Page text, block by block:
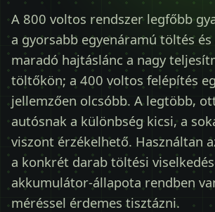
Blog
Időpontot kérek
+36 30 680 7511
A 800 voltos rendszer legfőbb
a gyorsabb egyenáramú töltés
maradó hajtáslánc a nagy
töltőkön; a 400 voltos felépítés
jellemzően olcsóbb. A legtöbb,
autósnak a különbség kicsi, a
viszont érzékelhető. Használtan
a konkrét darab töltési
akkumulátor-állapota rendben
méréssel érdemes tisztázni.